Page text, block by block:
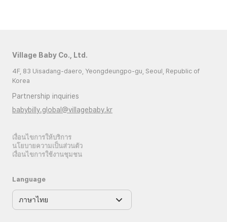
Village Baby Co., Ltd.
4F, 83 Uisadang-daero, Yeongdeungpo-gu, Seoul, Republic of
Korea
Partnership inquiries
babybilly.global@villagebaby.kr
เงื่อนไขการให้บริการ
นโยบายความเป็นส่วนตัว
เงื่อนไขการใช้งานชุมชน
Language